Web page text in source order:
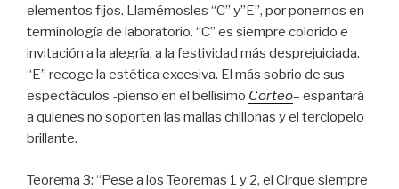
elementos fijos. Llamémosles “C” y”E”, por ponernos en
terminología de laboratorio. “C” es siempre colorido e
invitación a la alegría, a la festividad más desprejuiciada.
“E” recoge la estética excesiva. El más sobrio de sus
espectáculos -pienso en el bellísimo Corteo– espantará
a quienes no soporten las mallas chillonas y el terciopelo
brillante.
Teorema 3: “Pese a los Teoremas 1 y 2, el Cirque siempre